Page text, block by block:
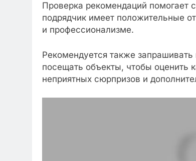
Проверка рекомендаций помогает
подрядчик имеет положительные
и профессионализме.
Рекомендуется также
посещать объекты, чтобы оценить
неприятных сюрпризов и